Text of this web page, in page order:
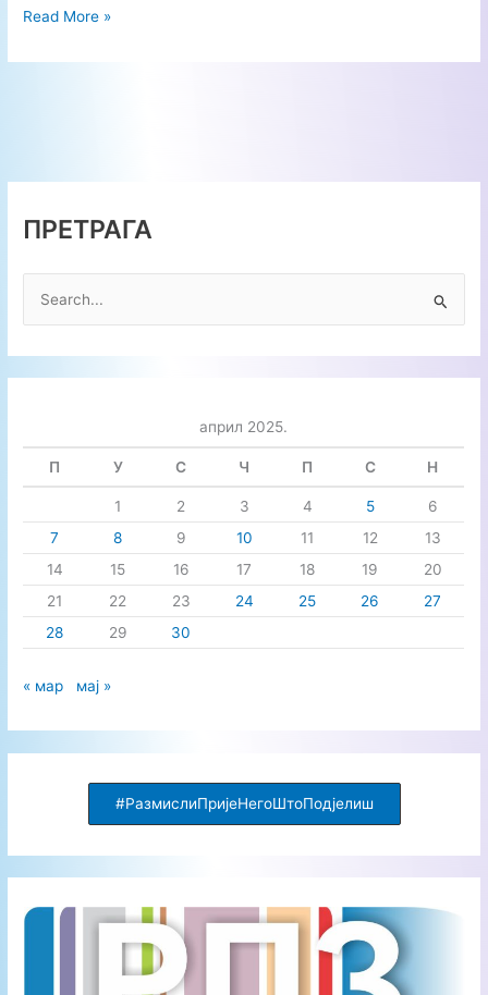
Партнерска
породице
Read More »
ПРЕТРАГА
т
а
з
а
:
април 2025.
П У С Ч П С Н
1 2 3 4 5
6
7
8 9 10 11 12
13
14
15 16 17 18 19
20
21
22 23 24 25 26
27
28
29 30
« мар мај »
#РазмислиПријеНегоШтоПодјелиш